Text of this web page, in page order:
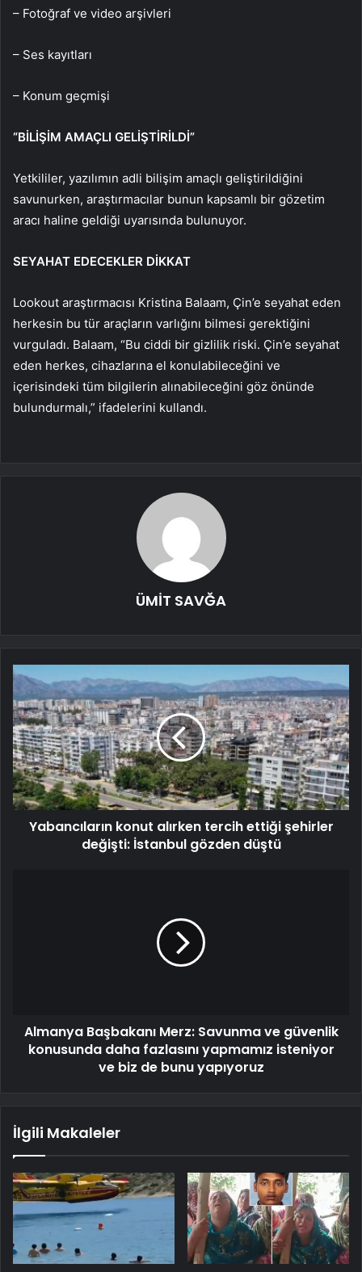
– Fotoğraf ve video arşivleri
– Ses kayıtları
– Konum geçmişi
“BİLİŞİM AMAÇLI GELİŞTİRİLDİ”
Yetkililer, yazılımın adli bilişim amaçlı geliştirildiğini
savunurken, araştırmacılar bunun kapsamlı bir gözetim
aracı haline geldiği uyarısında bulunuyor.
SEYAHAT EDECEKLER DİKKAT
Lookout araştırmacısı Kristina Balaam, Çin’e seyahat eden
herkesin bu tür araçların varlığını bilmesi gerektiğini
vurguladı. Balaam, “Bu ciddi bir gizlilik riski. Çin’e seyahat
eden herkes, cihazlarına el konulabileceğini ve
içerisindeki tüm bilgilerin alınabileceğini göz önünde
bulundurmalı,” ifadelerini kullandı.
ÜMİT SAVĞA
Yabancıların konut alırken tercih ettiği şehirler
değişti: İstanbul gözden düştü
Almanya Başbakanı Merz: Savunma ve güvenlik
konusunda daha fazlasını yapmamız isteniyor
ve biz de bunu yapıyoruz
İlgili Makaleler